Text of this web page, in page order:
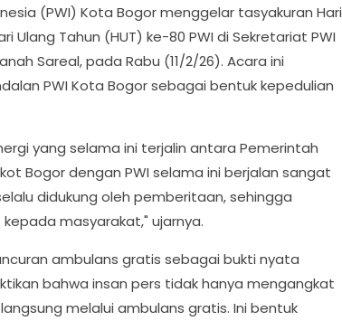
(PWI) Kota Bogor menggelar tasyakuran Hari
Ulang Tahun (HUT) ke-80 PWI di Sekretariat PWI
Sareal, pada Rabu (11/2/26). Acara ini
PWI Kota Bogor sebagai bentuk kepedulian
yang selama ini terjalin antara Pemerintah
Bogor dengan PWI selama ini berjalan sangat
didukung oleh pemberitaan, sehingga
masyarakat," ujarnya.
ambulans gratis sebagai bukti nyata
bahwa insan pers tidak hanya mengangkat
melalui ambulans gratis. Ini bentuk